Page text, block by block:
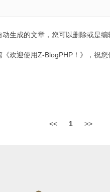
生成的文章，您可以删除或是编
欢迎使用Z-BlogPHP！》，祝
<< 1 >>